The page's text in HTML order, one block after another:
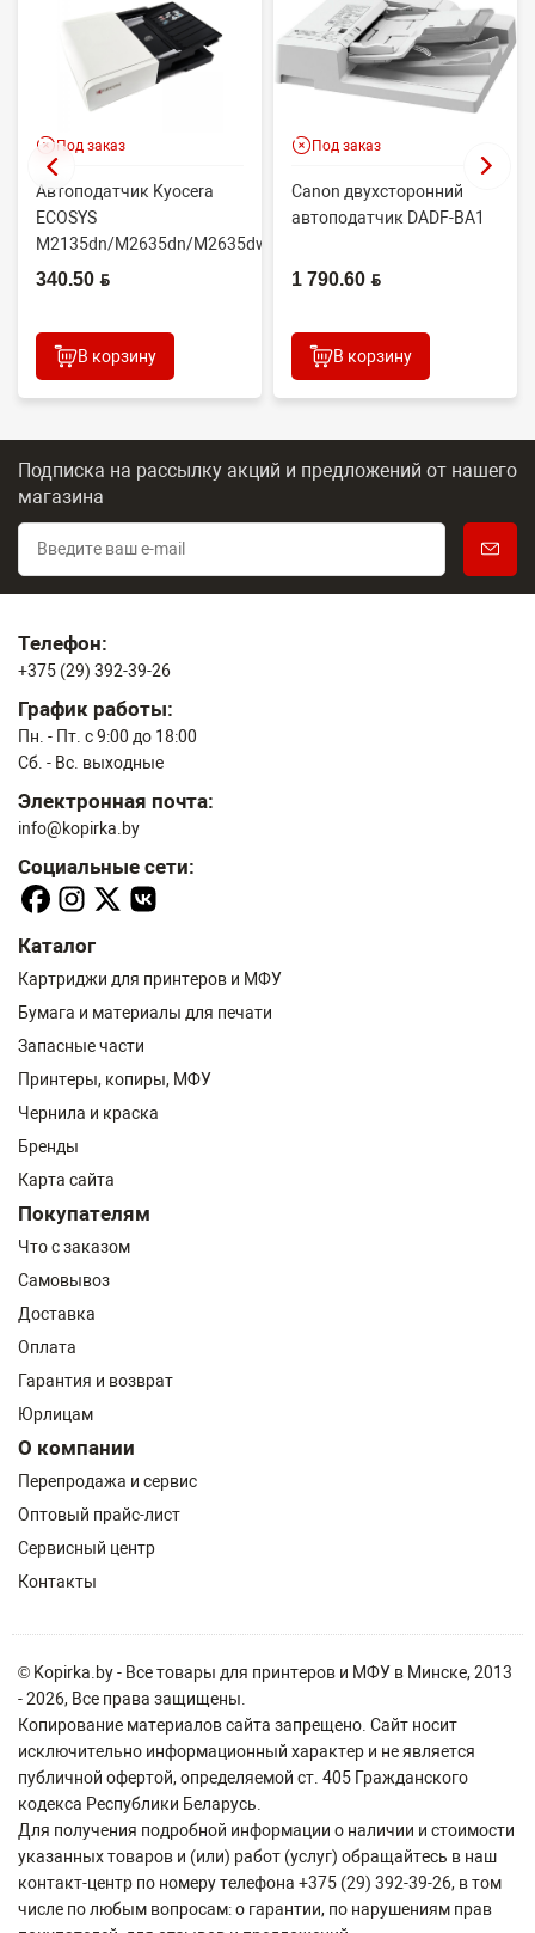
Под заказ
Автоподатчик Kyocera
ECOSYS
M2135dn/M2635dn/M2635dw/M2735dw
(OEM) 302S093010
340.50 BYN
В корзину
Под заказ
Canon двухсторонний
автоподатчик DADF-BA1
1 790.60 BYN
В корзину
Подписка на рассылку акций и предложений от нашего
магазина
Телефон:
+375 (29) 392-39-26
График работы:
Пн. - Пт. с 9:00 до 18:00
Сб. - Вс. выходные
Электронная почта:
info@kopirka.by
Социальные сети:
Каталог
Картриджи для принтеров и МФУ
Бумага и материалы для печати
Запасные части
Принтеры, копиры, МФУ
Чернила и краска
Бренды
Карта сайта
Покупателям
Что с заказом
Самовывоз
Доставка
Оплата
Гарантия и возврат
Юрлицам
О компании
Перепродажа и сервис
Оптовый прайс-лист
Сервисный центр
Контакты
© Kopirka.by - Все товары для принтеров и МФУ в Минске, 2013
- 2026, Все права защищены.
Копирование материалов сайта запрещено. Сайт носит
исключительно информационный характер и не является
публичной офертой, определяемой ст. 405 Гражданского
кодекса Республики Беларусь.
Для получения подробной информации о наличии и стоимости
указанных товаров и (или) работ (услуг) обращайтесь в наш
контакт-центр по номеру телефона +375 (29) 392-39-26, в том
числе по любым вопросам: о гарантии, по нарушениям прав